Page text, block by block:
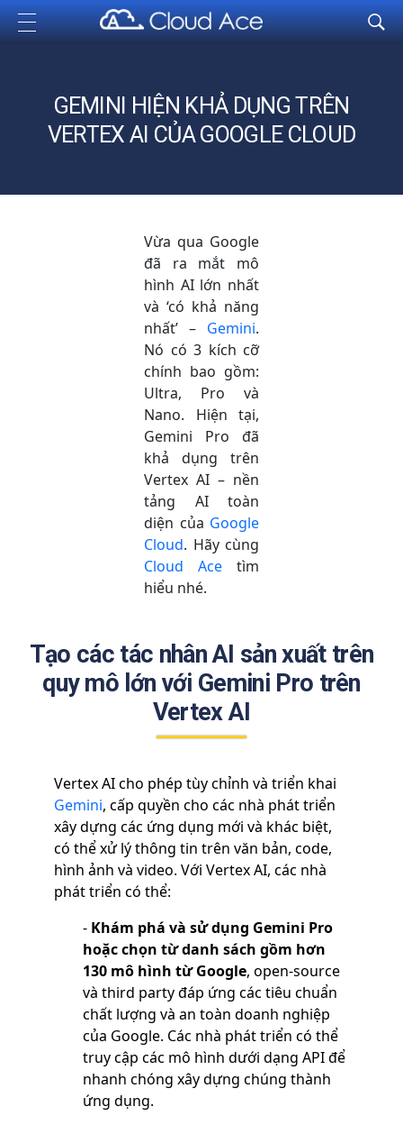
Cloud Ace
Nhà cung cấp giải pháp trên GCP cho doanh nghiệp
GEMINI HIỆN KHẢ DỤNG TRÊN
VERTEX AI CỦA GOOGLE CLOUD
Vừa qua Google
đã ra mắt mô
hình AI lớn nhất
và ‘có khả năng
nhất’ – Gemini.
Nó có 3 kích cỡ
chính bao gồm:
Ultra, Pro và
Nano. Hiện tại,
Gemini Pro đã
khả dụng trên
Vertex AI – nền
tảng AI toàn
diện của Google
Cloud. Hãy cùng
Cloud Ace tìm
hiểu nhé.
Tạo các tác nhân AI sản xuất trên
quy mô lớn với Gemini Pro trên
Vertex AI
Vertex AI cho phép tùy chỉnh và triển khai
Gemini, cấp quyền cho các nhà phát triển
xây dựng các ứng dụng mới và khác biệt,
có thể xử lý thông tin trên văn bản, code,
hình ảnh và video. Với Vertex AI, các nhà
phát triển có thể:
- Khám phá và sử dụng Gemini Pro
hoặc chọn từ danh sách gồm hơn
130 mô hình từ Google, open-source
và third party đáp ứng các tiêu chuẩn
chất lượng và an toàn doanh nghiệp
của Google. Các nhà phát triển có thể
truy cập các mô hình dưới dạng API để
nhanh chóng xây dựng chúng thành
ứng dụng.